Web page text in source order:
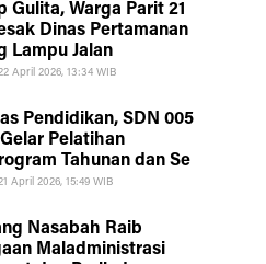
Gulita, Warga Parit 21
Dinas Pertamanan
Lampu Jalan
April 2026, 13:34 WIB
Pendidikan, SDN 005
Pelatihan
Tahunan dan Se
April 2026, 15:49 WIB
Nasabah Raib
Maladministrasi